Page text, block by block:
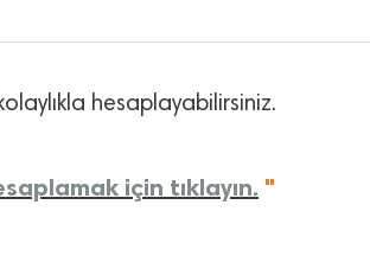
hesaplayabilirsiniz.
için tıklayın. "